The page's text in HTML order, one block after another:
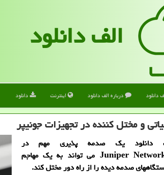
الف دانلود
دانلود درباره الف دانلود اینترنت دانلود
و مختل كننده در تجهیزات جونیپر
دانلود یک صدمه پذیری مهم در
تجهیزات شرکت Juniper Networks می تواند به یک مهاجم
صدمه دیده را از راه دور مختل کند.